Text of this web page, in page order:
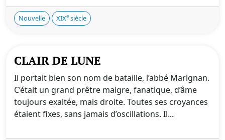
Nouvelle XIXe siècle
CLAIR DE LUNE
Il portait bien son nom de bataille, l’abbé Marignan.
C’était un grand prêtre maigre, fanatique, d’âme
toujours exaltée, mais droite. Toutes ses croyances
étaient fixes, sans jamais d’oscillations. Il...